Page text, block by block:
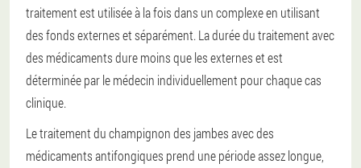
traitement est utilisée à la fois dans un complexe en utilisant
des fonds externes et séparément. La durée du traitement avec
des médicaments dure moins que les externes et est
déterminée par le médecin individuellement pour chaque cas
clinique.
Le traitement du champignon des jambes avec des
médicaments antifongiques prend une période assez longue,